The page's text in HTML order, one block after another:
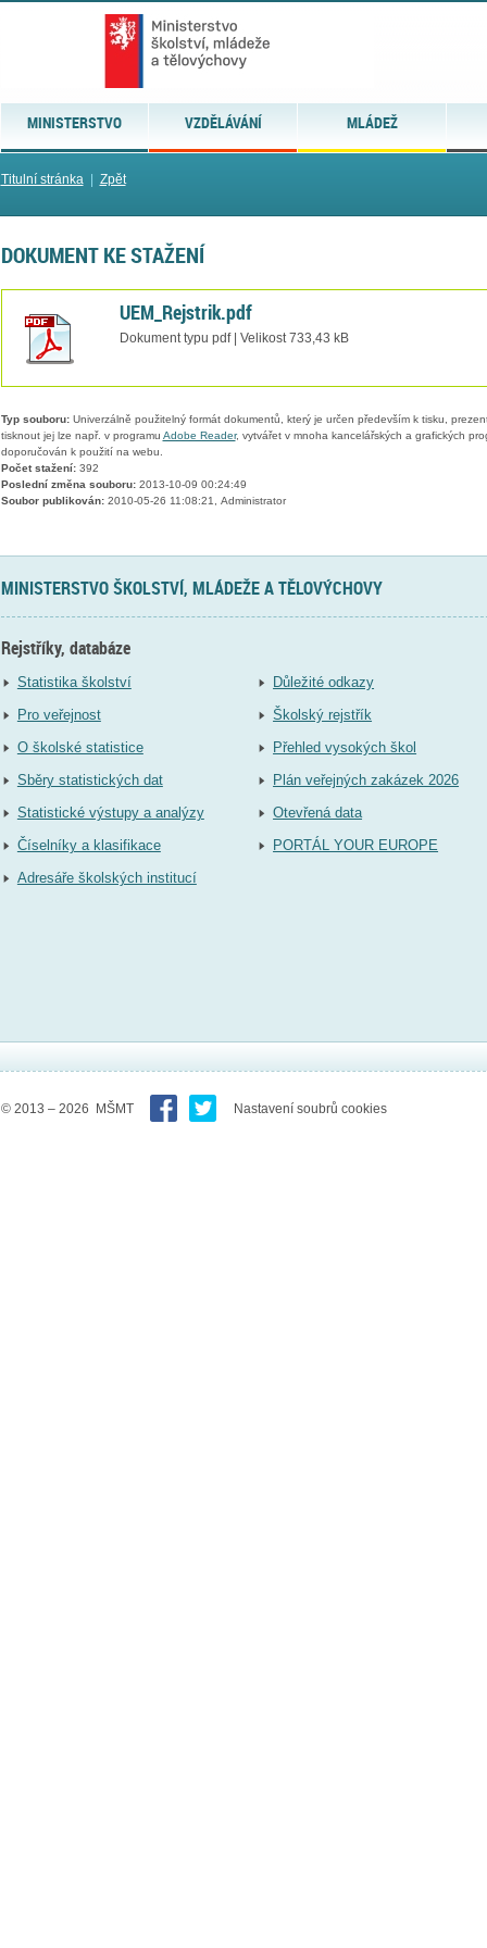
MINISTERSTVO VZDĚLÁVÁNÍ MLÁDEŽ
Titulní stránka| Zpět
DOKUMENT KE STAŽENÍ
UEM_Rejstrik.pdf
Dokument typu pdf | Velikost 733,43 kB
Typ souboru:Univerzálně použitelný formát dokumentů, který je určen především k tisku,
tisknout jej lze např. v programu Adobe Reader, vytvářet v mnoha kancelářských a grafických
doporučován k použití na webu.
Počet stažení:392
Poslední změna souboru:2013-10-09 00:24:49
Soubor publikován:2010-05-26 11:08:21, Administrator
MINISTERSTVO ŠKOLSTVÍ, MLÁDEŽE A TĚLOVÝCHOVY
Rejstříky, databáze
Statistika školství
Pro veřejnost
O školské statistice
Sběry statistických dat
Statistické výstupy a analýzy
Číselníky a klasifikace
Adresáře školských institucí
Důležité odkazy
Školský rejstřík
Přehled vysokých škol
Plán veřejných zakázek 2026
Otevřená data
PORTÁL YOUR EUROPE
© 2013 – 2026 MŠMT Nastavení soubrů cookies